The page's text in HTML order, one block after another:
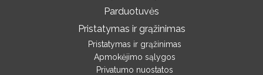
Parduotuvės
Pristatymas ir grąžinimas
Pristatymas ir grąžinimas
Apmokėjimo sąlygos
Privatumo nuostatos